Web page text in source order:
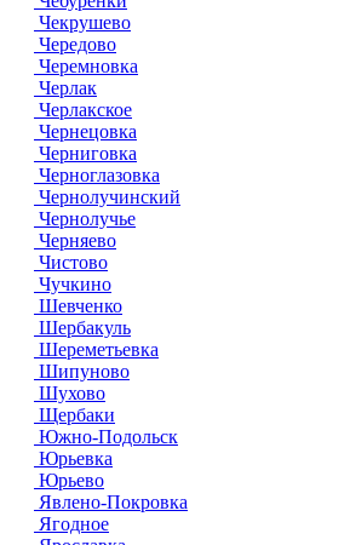
Чекрушево
Чередово
Черемновка
Черлак
Черлакское
Чернецовка
Черниговка
Черноглазовка
Чернолучинский
Чернолучье
Черняево
Чистово
Чучкино
Шевченко
Шербакуль
Шереметьевка
Шипуново
Шухово
Щербаки
Южно-Подольск
Юрьевка
Юрьево
Явлено-Покровка
Ягодное